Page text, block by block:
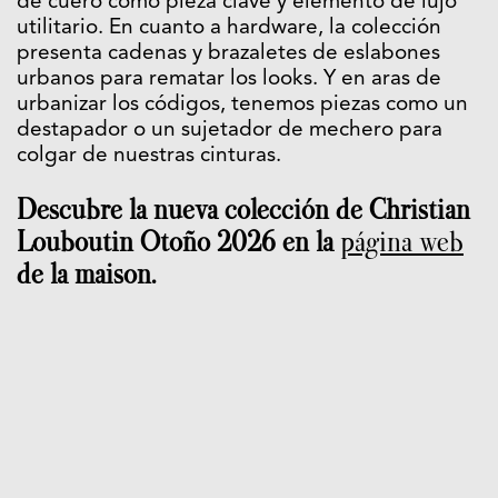
utilitario. En cuanto a hardware, la colección
presenta cadenas y brazaletes de eslabones
urbanos para rematar los looks. Y en aras de
urbanizar los códigos, tenemos piezas como un
destapador o un sujetador de mechero para
colgar de nuestras cinturas.
Descubre la nueva colección de Christian
Louboutin Otoño 2026 en lapágina web
de la maison.